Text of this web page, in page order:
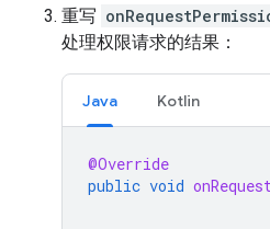
重写
处理权限请求的结果：
Java Kotlin
@Override
public void